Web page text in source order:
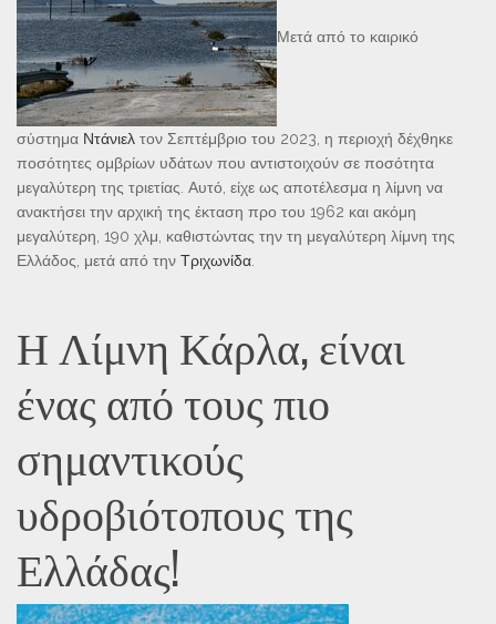
Μετά από το καιρικό
σύστημα Ντάνιελ τον Σεπτέμβριο του 2023, η περιοχή δέχθηκε
ποσότητες ομβρίων υδάτων που αντιστοιχούν σε ποσότητα
μεγαλύτερη της τριετίας. Αυτό, είχε ως αποτέλεσμα η λίμνη να
ανακτήσει την αρχική της έκταση προ του 1962 και ακόμη
μεγαλύτερη, 190 χλμ, καθιστώντας την τη μεγαλύτερη λίμνη της
Ελλάδος, μετά από την Τριχωνίδα
Η Λίμνη Κάρλα, είναι
ένας από τους πιο
σημαντικούς
υδροβιότοπους της
Ελλάδας!